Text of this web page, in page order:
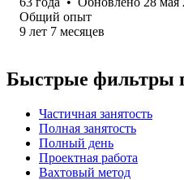
Общий опыт
9 лет 7 месяцев
Быстрые фильтры
Частичная занятость
Полная занятость
Полный день
Проектная работа
Вахтовый метод